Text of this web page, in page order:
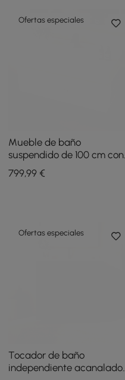
Ofertas especiales
Mueble de baño
suspendido de 100 cm con
encimera de piedra
sinterizada, luz con sensor
799,99 €
Ofertas especiales
Tocador de baño
independiente acanalado